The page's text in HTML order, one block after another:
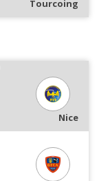
Tourcoing
Nice